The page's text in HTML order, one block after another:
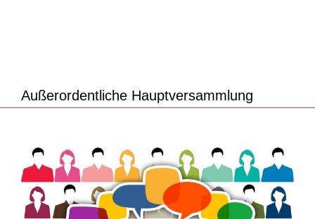
Außerordentliche Hauptversammlung
Zeige
grösseres
Bild